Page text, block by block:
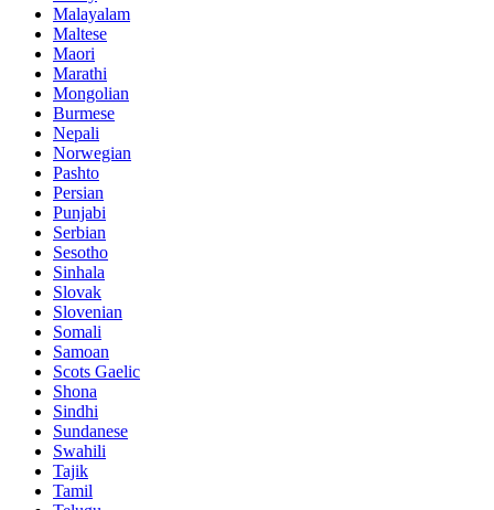
Malayalam
Maltese
Maori
Marathi
Mongolian
Burmese
Nepali
Norwegian
Pashto
Persian
Punjabi
Serbian
Sesotho
Sinhala
Slovak
Slovenian
Somali
Samoan
Scots Gaelic
Shona
Sindhi
Sundanese
Swahili
Tajik
Tamil